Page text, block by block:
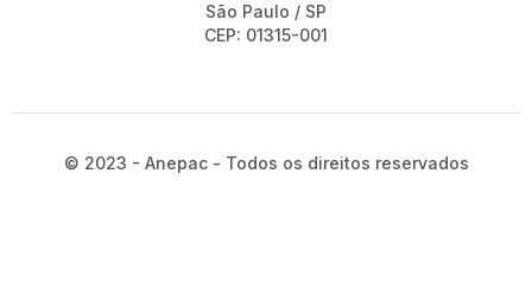
São Paulo / SP
CEP: 01315-001
© 2023 - Anepac - Todos os direitos reservados